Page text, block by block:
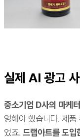
실제 AI 광고
중소기업 D사의 마케터
영해야 했습니다. 제품
었죠. 드랩아트를 도